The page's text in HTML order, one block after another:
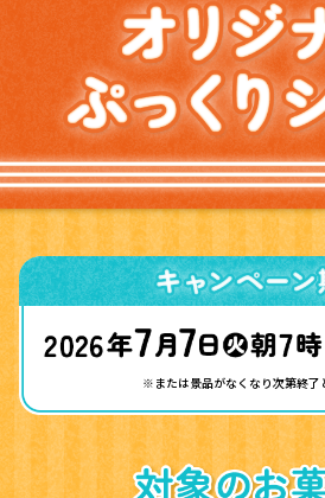
※または景品がなくなり次第終了